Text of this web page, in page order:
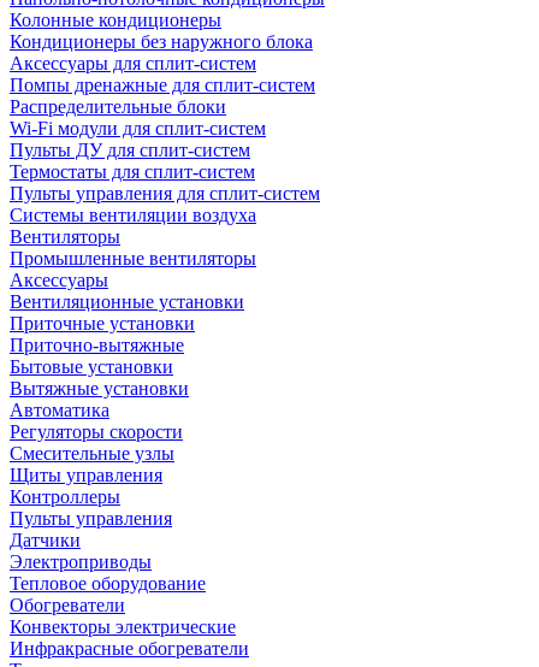
Колонные кондиционеры
Кондиционеры без наружного блока
Аксессуары для сплит-систем
Помпы дренажные для сплит-систем
Распределительные блоки
Wi-Fi модули для сплит-систем
Пульты ДУ для сплит-систем
Термостаты для сплит-систем
Пульты управления для сплит-систем
Системы вентиляции воздуха
Вентиляторы
Промышленные вентиляторы
Аксессуары
Вентиляционные установки
Приточные установки
Приточно-вытяжные
Бытовые установки
Вытяжные установки
Автоматика
Регуляторы скорости
Смесительные узлы
Щиты управления
Контроллеры
Пульты управления
Датчики
Электроприводы
Тепловое оборудование
Обогреватели
Конвекторы электрические
Инфракрасные обогреватели